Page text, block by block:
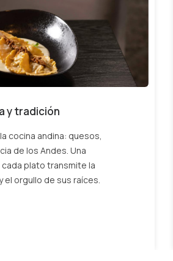
y tradición
cocina andina: quesos,
de los Andes. Una
plato transmite la
orgullo de sus raíces.